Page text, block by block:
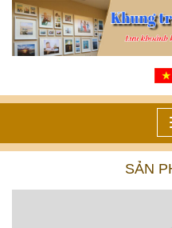
SẢN